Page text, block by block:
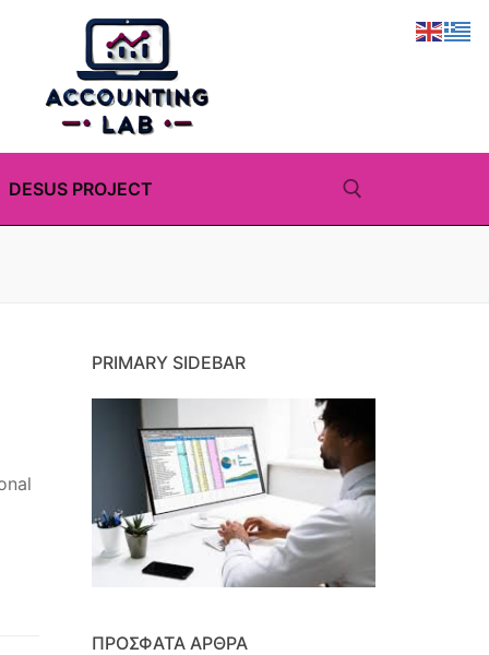
DESUS PROJECT
PRIMARY SIDEBAR
ΠΡΌΣΦΑΤΑ ΆΡΘΡΑ